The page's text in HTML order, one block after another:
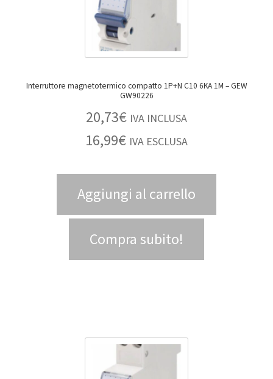
Interruttore magnetotermico compatto 1P+N C10 6KA 1M – GEW
GW90226
20,73€ IVA INCLUSA
16,99€ IVA ESCLUSA
Aggiungi al carrello
Compra subito!